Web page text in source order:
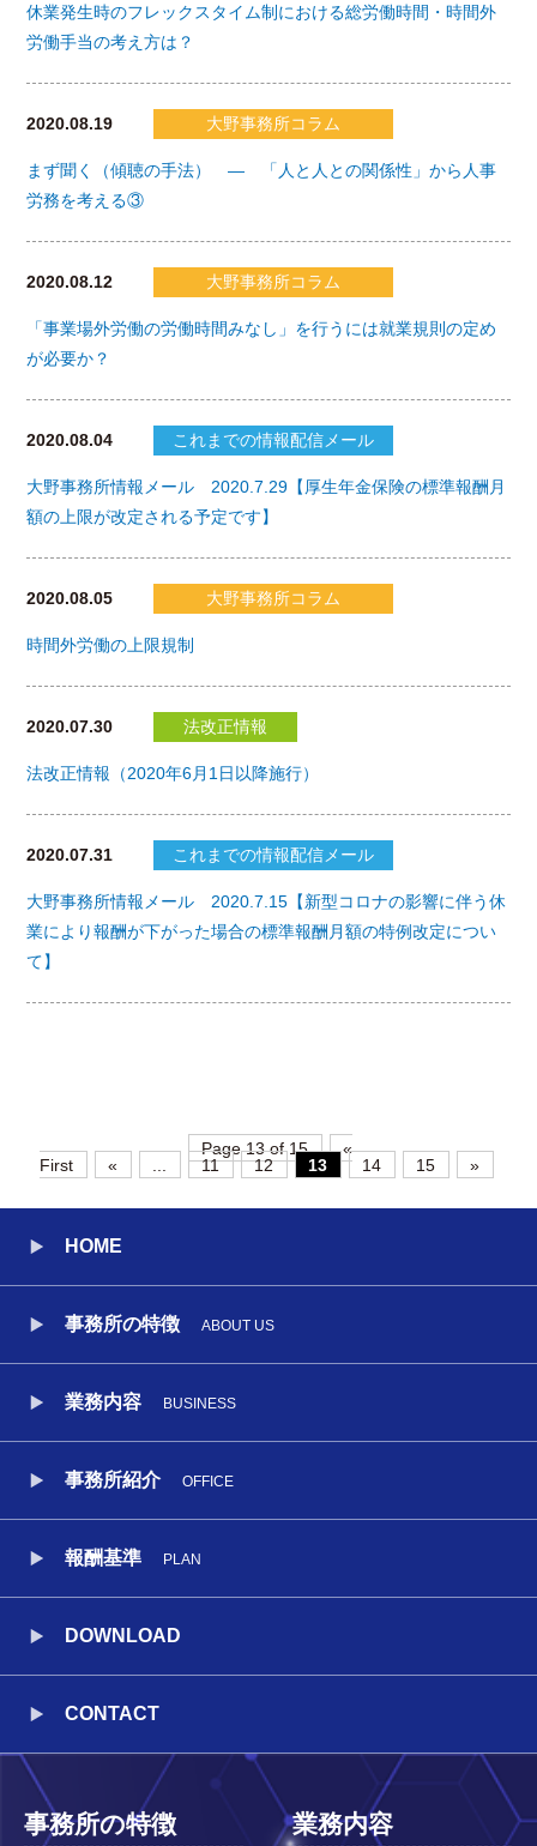
休業発生時のフレックスタイム制における総労働時間・時間外
労働手当の考え方は？
2020.08.19 大野事務所コラム
まず聞く（傾聴の手法） ― 「人と人との関係性」から人事
労務を考える③
2020.08.12 大野事務所コラム
「事業場外労働の労働時間みなし」を行うには就業規則の定め
が必要か？
2020.08.04 これまでの情報配信メール
大野事務所情報メール 2020.7.29【厚生年金保険の標準報酬月
額の上限が改定される予定です】
2020.08.05 大野事務所コラム
時間外労働の上限規制
2020.07.30 法改正情報
法改正情報（2020年6月1日以降施行）
2020.07.31 これまでの情報配信メール
大野事務所情報メール 2020.7.15【新型コロナの影響に伴う休
業により報酬が下がった場合の標準報酬月額の特例改定につい
て】
Page 13 of 15
«
First
« 11 12 13 14 15 »
HOME
事務所の特徴 ABOUT US
業務内容 BUSINESS
事務所紹介 OFFICE
報酬基準 PLAN
DOWNLOAD
CONTACT
事務所の特徴 業務内容